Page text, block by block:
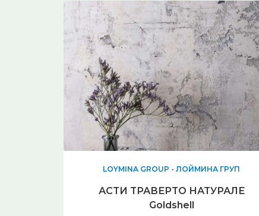
LOYMINA GROUP - ЛОЙМИНА ГРУП
АСТИ ТРАВЕРТО НАТУРАЛЕ
Goldshell